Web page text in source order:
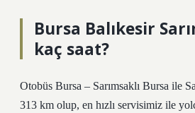
Bursa Balıkesir
kaç saat?
Otobüs Bursa – Sarımsaklı Bursa ile
313 km olup, en hızlı servisimiz ile